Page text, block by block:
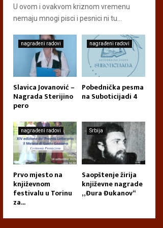
U ovom i ovakvom kriznom vremenu
nemaju mnogi pisci i pesnici ni tu...
nagrađeni radovi
Slavica Jovanović –
Nagrada Sterijino
pero
nagrađeni radovi
Pobednička pesma
na Suboticijadi 4
nagrađeni radovi
Prvo mjesto na
književnom
festivalu u Torinu
za...
Srbija
Saopštenje žirija
književne nagrade
„Đura Đukanov“